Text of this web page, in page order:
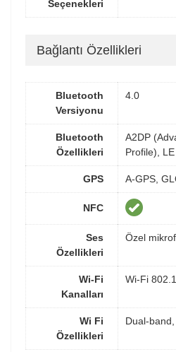
Seçenekleri
Bağlantı Özellikleri
Bluetooth
Versiyonu
4.0
Bluetooth
Özellikleri
A2DP
Profile),
GPS A-GPS,
NFC
Ses
Özellikleri
Özel
Wi-Fi
Kanalları
Wi-Fi
Wi Fi
Özellikleri
Dual-